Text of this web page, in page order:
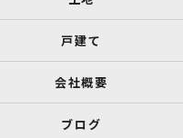
戸建て
会社概要
ブログ